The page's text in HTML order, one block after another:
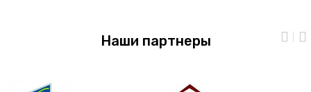
Наши партнеры